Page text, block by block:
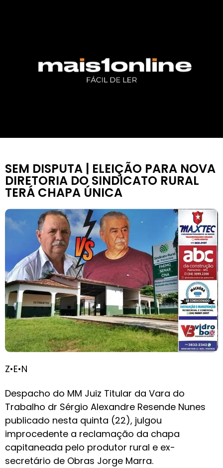
SEM DISPUTA | ELEIÇÃO PARA NOVA
DIRETORIA DO SINDICATO RURAL
TERÁ CHAPA ÚNICA
Z•E•N
Despacho do MM Juiz Titular da Vara do
Trabalho dr Sérgio Alexandre Resende Nunes
publicado nesta quinta (22), julgou
improcedente a reclamação da chapa
capitaneada pelo produtor rural e ex-
secretário de Obras Jorge Marra.